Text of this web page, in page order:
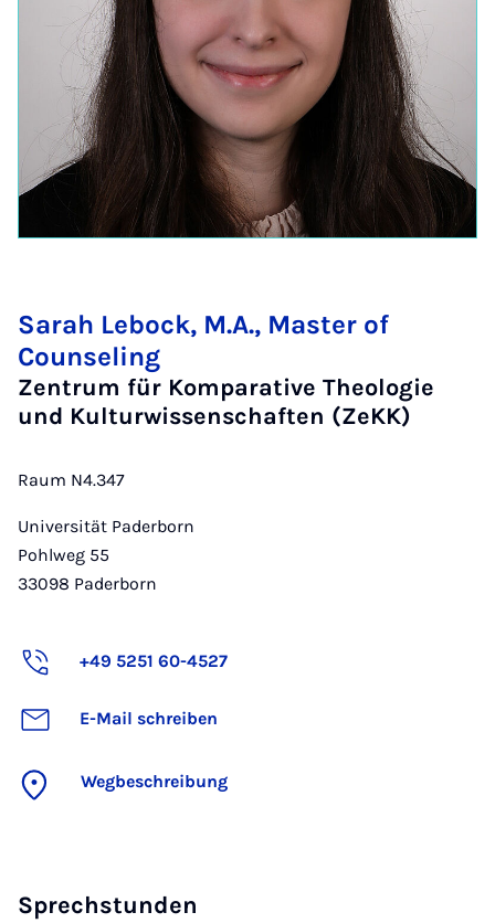
Sarah Lebock, M.A., Master of
Counseling
Zentrum für Komparative Theologie
und Kulturwissenschaften (ZeKK)
Raum N4.347
Universität Paderborn
Pohlweg 55
33098 Paderborn
+49 5251 60-4527
E-Mail schreiben
Wegbeschreibung
Sprechstunden